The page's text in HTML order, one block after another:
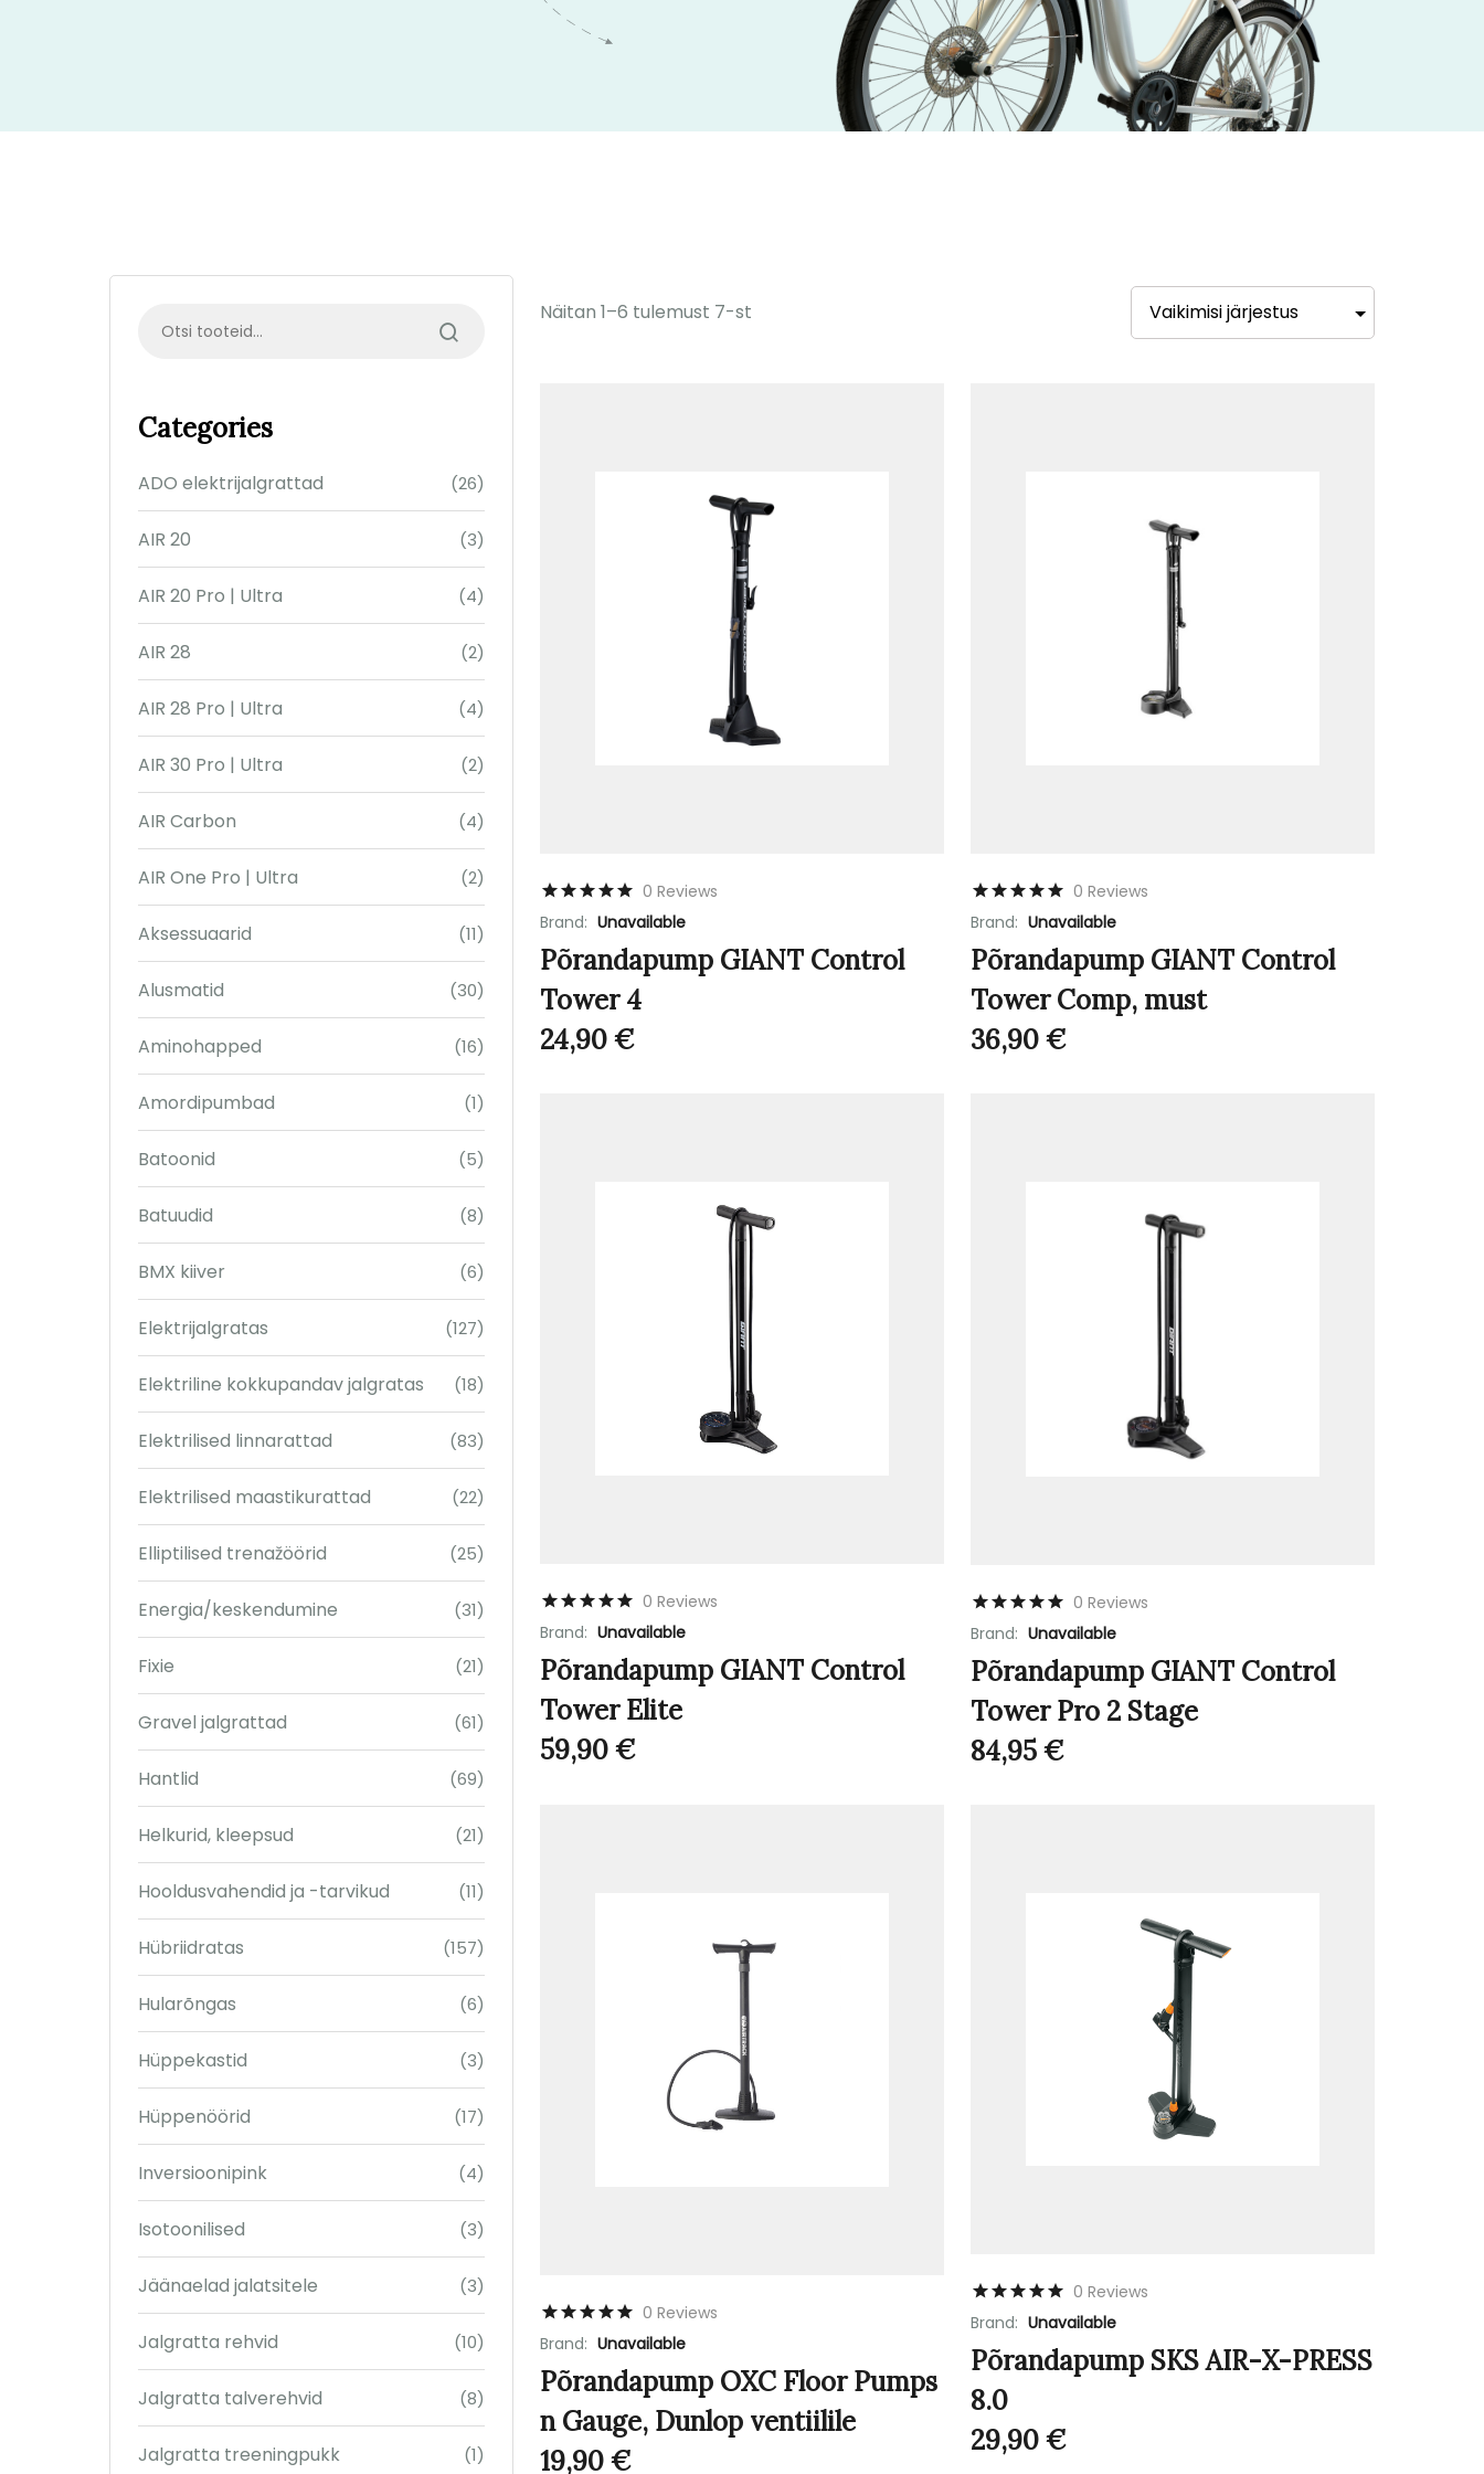
Categories
ADO elektrijalgrattad (26)
AIR 20 (3)
AIR 20 Pro | Ultra (4)
AIR 28 (2)
AIR 28 Pro | Ultra (4)
AIR 30 Pro | Ultra (2)
AIR Carbon (4)
AIR One Pro | Ultra (2)
Aksessuaarid (11)
Alusmatid (30)
Aminohapped (16)
Amordipumbad (1)
Batoonid (5)
Batuudid (8)
BMX kiiver (6)
Elektrijalgratas (127)
Elektriline kokkupandav jalgratas (18)
Elektrilised linnarattad (83)
Elektrilised maastikurattad (22)
Elliptilised trenažöörid (25)
Energia/keskendumine (31)
Fixie (21)
Gravel jalgrattad (61)
Hantlid (69)
Helkurid, kleepsud (21)
Hooldusvahendid ja -tarvikud (11)
Hübriidratas (157)
Hularõngas (6)
Hüppekastid (3)
Hüppenöörid (17)
Inversioonipink (4)
Isotoonilised (3)
Jäänaelad jalatsitele (3)
Jalgratta rehvid (10)
Jalgratta talverehvid (8)
Jalgratta treeningpukk (1)
Näitan 1–6 tulemust 7-st
0 Reviews
Brand: Unavailable
Põrandapump GIANT Control
Tower 4
24,90€
0 Reviews
Brand: Unavailable
Põrandapump GIANT Control
Tower Comp, must
36,90€
0 Reviews
Brand: Unavailable
Põrandapump GIANT Control
Tower Elite
59,90€
0 Reviews
Brand: Unavailable
Põrandapump GIANT Control
Tower Pro 2 Stage
84,95€
0 Reviews
Brand: Unavailable
Põrandapump OXC Floor Pumps
n Gauge, Dunlop ventiilile
19,90€
0 Reviews
Brand: Unavailable
Põrandapump SKS AIR-X-PRESS
8.0
29,90€